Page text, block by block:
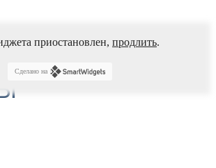
приостановлен, продлить.
Сделано на